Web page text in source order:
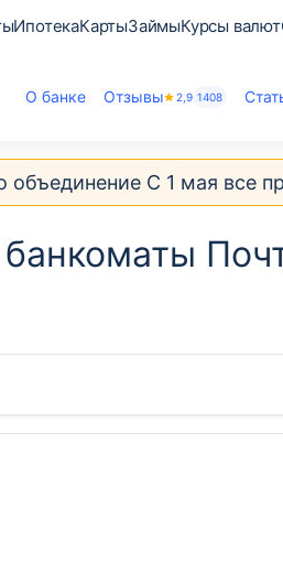
ИпотекаКартыЗаймыКурсы валют
О банке Отзывы 2,9 1408
объединение С 1 мая все